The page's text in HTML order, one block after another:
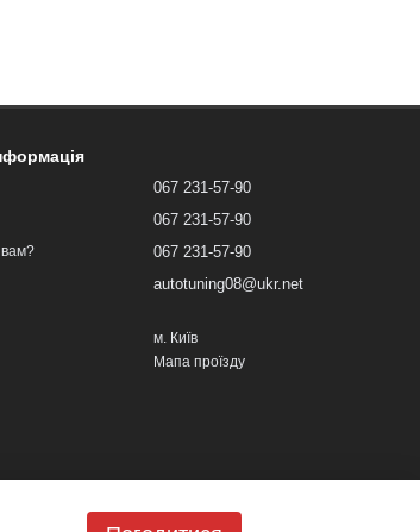
067 231-57-90
067 231-57-90
067 231-57-90
autotuning08@ukr.net
м. Київ
Мапа проїзду